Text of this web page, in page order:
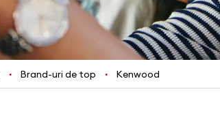
Brand-uri de top Kenwood